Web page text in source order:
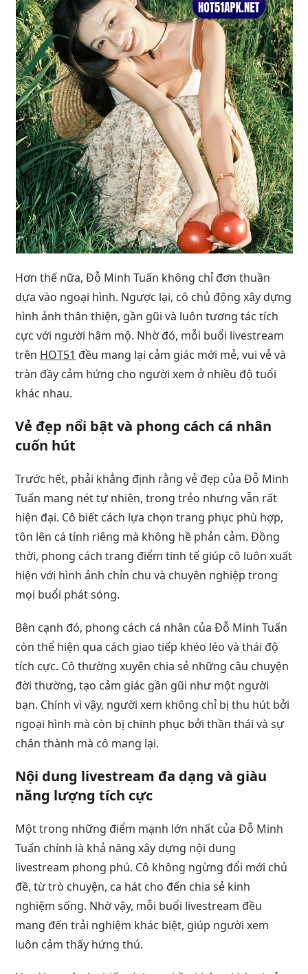
Hơn thế nữa, Đỗ Minh Tuấn không chỉ đơn thuần
dựa vào ngoại hình. Ngược lại, cô chủ động xây dựng
hình ảnh thân thiện, gần gũi và luôn tương tác tích
cực với người hâm mộ. Nhờ đó, mỗi buổi livestream
trên HOT51 đều mang lại cảm giác mới mẻ, vui vẻ và
tràn đầy cảm hứng cho người xem ở nhiều độ tuổi
khác nhau.
Vẻ đẹp nổi bật và phong cách cá nhân
cuốn hút
Trước hết, phải khẳng định rằng vẻ đẹp của Đỗ Minh
Tuấn mang nét tự nhiên, trong trẻo nhưng vẫn rất
hiện đại. Cô biết cách lựa chọn trang phục phù hợp,
tôn lên cá tính riêng mà không hề phản cảm. Đồng
thời, phong cách trang điểm tinh tế giúp cô luôn xuất
hiện với hình ảnh chỉn chu và chuyên nghiệp trong
mọi buổi phát sóng.
Bên cạnh đó, phong cách cá nhân của Đỗ Minh Tuấn
còn thể hiện qua cách giao tiếp khéo léo và thái độ
tích cực. Cô thường xuyên chia sẻ những câu chuyện
đời thường, tạo cảm giác gần gũi như một người
bạn. Chính vì vậy, người xem không chỉ bị thu hút bởi
ngoại hình mà còn bị chinh phục bởi thần thái và sự
chân thành mà cô mang lại.
Nội dung livestream đa dạng và giàu
năng lượng tích cực
Một trong những điểm mạnh lớn nhất của Đỗ Minh
Tuấn chính là khả năng xây dựng nội dung
livestream phong phú. Cô không ngừng đổi mới chủ
đề, từ trò chuyện, ca hát cho đến chia sẻ kinh
nghiệm sống. Nhờ vậy, mỗi buổi livestream đều
mang đến trải nghiệm khác biệt, giúp người xem
luôn cảm thấy hứng thú.